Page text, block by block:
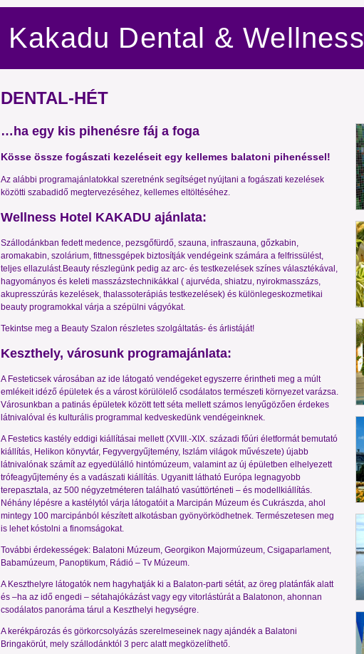
Kakadu Dental & Wellness
DENTAL-HÉT
…ha egy kis pihenésre fáj a foga
Kösse össze fogászati kezeléseit egy kellemes balatoni pihenéssel!
Az alábbi programajánlatokkal szeretnénk segítséget nyújtani a fogászati kezelések
közötti szabadidő megtervezéséhez, kellemes eltöltéséhez.
Wellness Hotel KAKADU ajánlata:
Szállodánkban fedett medence, pezsgőfürdő, szauna, infraszauna, gőzkabin,
aromakabin, szolárium, fittnessgépek biztosítják vendégeink számára a felfrissülést,
teljes ellazulást.Beauty részlegünk pedig az arc- és testkezelések színes választékával,
hagyományos és keleti masszázstechnikákkal ( ajurvéda, shiatzu, nyirokmasszázs,
akupresszúrás kezelések, thalassoterápiás testkezelések) és különlegeskozmetikai
beauty programokkal várja a szépülni vágyókat.
Tekintse meg a Beauty Szalon részletes szolgáltatás- és árlistáját!
Keszthely, városunk programajánlata:
A Festeticsek városában az ide látogató vendégeket egyszerre érintheti meg a múlt
emlékeit idéző épületek és a várost körülölelő csodálatos természeti környezet varázsa.
Városunkban a patinás épületek között tett séta mellett számos lenyűgözően érdekes
látnivalóval és kulturális programmal kedveskedünk vendégeinknek.
A Festetics kastély eddigi kiállításai mellett (XVIII.-XIX. századi főúri életformát bemutató
kiállítás, Helikon könyvtár, Fegyvergyűjtemény, Iszlám világok művészete) újabb
látnivalónak számít az egyedülálló hintómúzeum, valamint az új épületben elhelyezett
trófeagyűjtemény és a vadászati kiállítás. Ugyanitt látható Európa legnagyobb
terepasztala, az 500 négyzetméteren található vasúttörténeti – és modellkiállítás.
Néhány lépésre a kastélytól várja látogatóit a Marcipán Múzeum és Cukrászda, ahol
mintegy 100 marcipánból készített alkotásban gyönyörködhetnek. Természetesen meg
is lehet kóstolni a finomságokat.
További érdekességek: Balatoni Múzeum, Georgikon Majormúzeum, Csigaparlament,
Babamúzeum, Panoptikum, Rádió – Tv Múzeum.
A Keszthelyre látogatók nem hagyhatják ki a Balaton-parti sétát, az öreg platánfák alatt
és –ha az idő engedi – sétahajókázást vagy egy vitorlástúrát a Balatonon, ahonnan
csodálatos panoráma tárul a Keszthelyi hegységre.
A kerékpározás és görkorcsolyázás szerelmeseinek nagy ajándék a Balatoni
Bringakörút, mely szállodánktól 3 perc alatt megközelíthető.